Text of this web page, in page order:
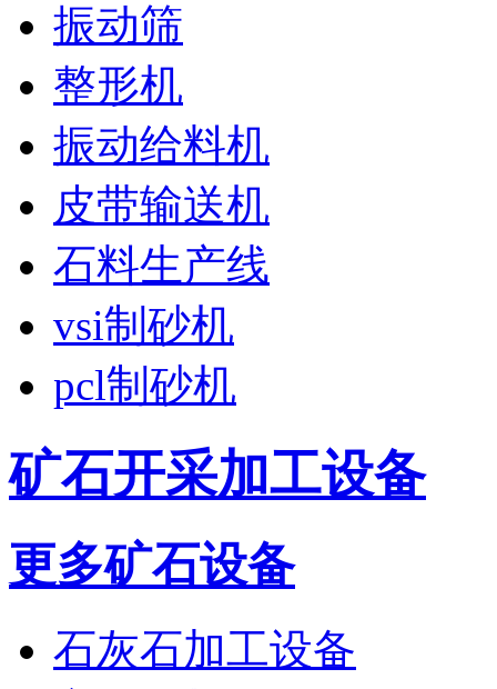
振动筛
整形机
振动给料机
皮带输送机
石料生产线
vsi制砂机
pcl制砂机
矿石开采加工设备
更多矿石设备
石灰石加工设备